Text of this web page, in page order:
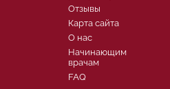
Отзывы
Карта сайта
О нас
Начинающим
врачам
FAQ